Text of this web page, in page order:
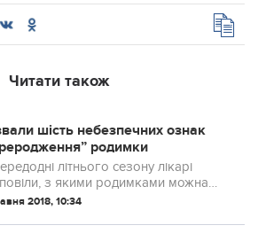
Читати також
шість небезпечних ознак
родимки
літнього сезону лікарі
з якими родимками можна
які є ознаки переродження
показати лікарю.
2018, 10:34